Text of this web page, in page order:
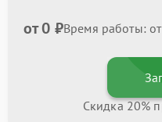
от 0 ₽Время работы:
Скидка 20%